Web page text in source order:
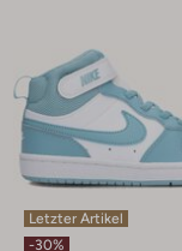
Letzter Artikel
-30%